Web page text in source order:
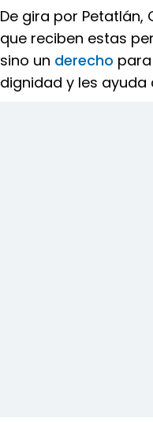
De gira por Petatlán,
que reciben estas
sino un derecho
dignidad y les